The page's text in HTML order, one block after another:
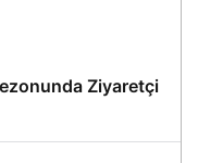
Ziyaretçi